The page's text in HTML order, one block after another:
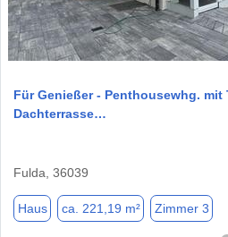
Für Genießer - Penthousewhg. mit
Dachterrasse…
Fulda, 36039
Haus ca. 221,19 m² Zimmer 3